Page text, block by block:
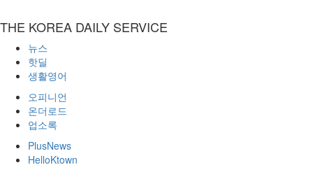
THE KOREA DAILY SERVICE
뉴스
핫딜
생활영어
오피니언
온더로드
업소록
PlusNews
HelloKtown